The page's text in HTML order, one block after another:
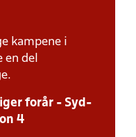
kampene i
en del
forår - Syd-
4